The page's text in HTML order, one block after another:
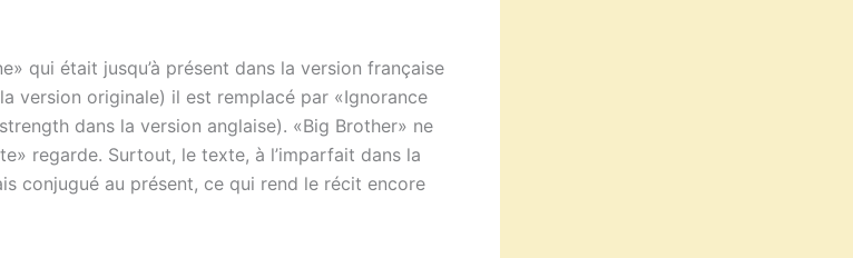
qui était jusqu’à présent dans la version française
version originale) il est remplacé par «Ignorance
dans la version anglaise). «Big Brother» ne
regarde. Surtout, le texte, à l’imparfait dans la
conjugué au présent, ce qui rend le récit encore